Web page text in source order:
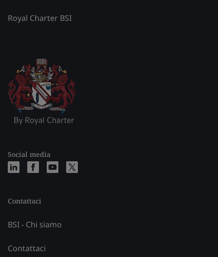
Royal Charter BSI
Social media
Contattaci
BSI - Chi siamo
Contattaci